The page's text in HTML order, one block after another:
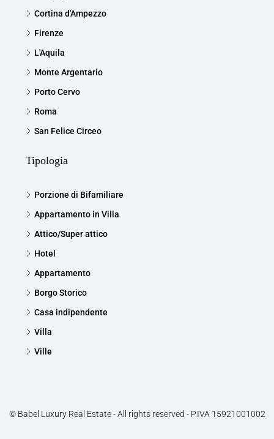
Cortina d'Ampezzo
Firenze
L'Aquila
Monte Argentario
Porto Cervo
Roma
San Felice Circeo
Tipologia
Porzione di Bifamiliare
Appartamento in Villa
Attico/Super attico
Hotel
Appartamento
Borgo Storico
Casa indipendente
Villa
Ville
© Babel Luxury Real Estate - All rights reserved - P.IVA 15921001002